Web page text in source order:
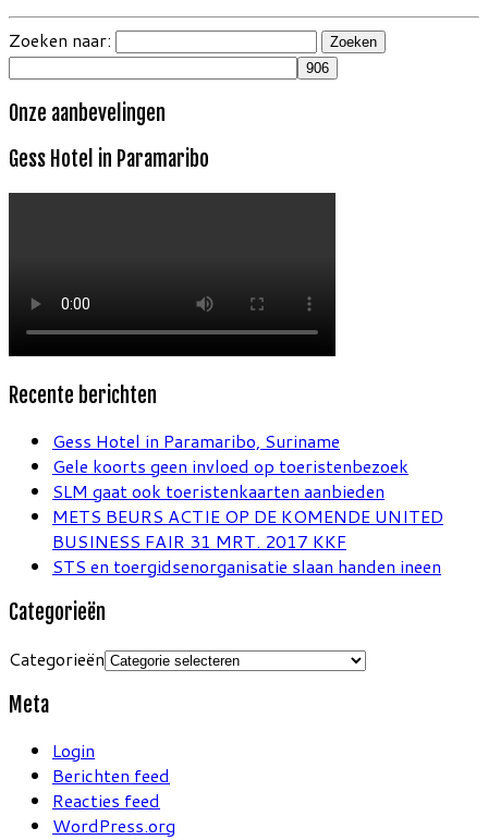
Zoeken naar:
Onze aanbevelingen
Gess Hotel in Paramaribo
Recente berichten
Gess Hotel in Paramaribo, Suriname
Gele koorts geen invloed op toeristenbezoek
SLM gaat ook toeristenkaarten aanbieden
METS BEURS ACTIE OP DE KOMENDE UNITED
BUSINESS FAIR 31 MRT. 2017 KKF
STS en toergidsenorganisatie slaan handen ineen
Categorieën
Categorieën
Meta
Login
Berichten feed
Reacties feed
WordPress.org